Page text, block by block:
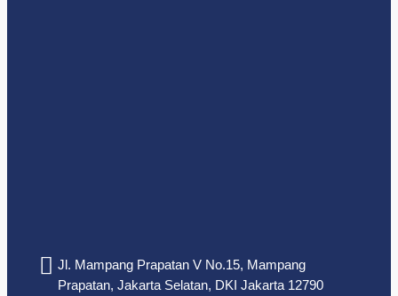
Jl. Mampang Prapatan V No.15, Mampang
Prapatan, Jakarta Selatan, DKI Jakarta 12790